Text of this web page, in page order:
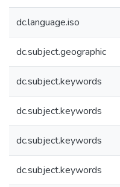
dc.language.iso
dc.subject.geographic
dc.subject.keywords
dc.subject.keywords
dc.subject.keywords
dc.subject.keywords